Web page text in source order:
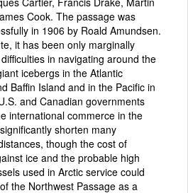
Cook. The passage was
in 1906 by Roald Amundsen.
it has been only marginally
in navigating around the
icebergs in the Atlantic
Baffin Island and in the Pacific in
and Canadian governments
international commerce in the
shorten many
though the cost of
ice and the probable high
used in Arctic service could
the Northwest Passage as a